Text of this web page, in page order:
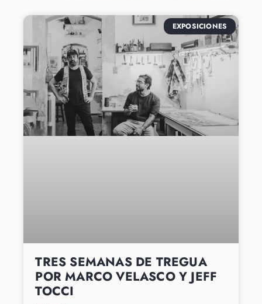
EXPOSICIONES
TRES SEMANAS DE TREGUA
POR MARCO VELASCO Y JEFF
TOCCI